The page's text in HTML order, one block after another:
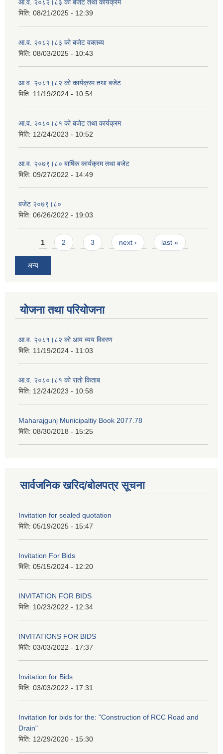
आ.व. २०८२।८३ को बजेट तथा कार्यक्रम
मिति: 08/21/2025 - 12:39
आ.व. २०८२।८३ को बजेट वक्तब्य
मिति: 08/03/2025 - 10:43
आ.व. २०८१।८२ को कार्यक्रम तथा बजेट
मिति: 11/19/2024 - 10:54
आ.व. २०८०।८१ को बजेट तथा कार्यक्रम
मिति: 12/24/2023 - 10:52
आ.व. २०७९।८० बार्षिक कार्यक्रम तथा बजेट
मिति: 09/27/2022 - 14:49
बजेट २०७९।८०
मिति: 06/26/2022 - 19:03
Pages
1 2 3 next › last »
अन्य
योजना तथा परियोजना
आ.व. २०८१।८२ को आय व्यय विवरण
मिति: 11/19/2024 - 11:03
आ.व. २०८०।८१ को रातो किताब
मिति: 12/24/2023 - 10:58
Maharajgunj Municipaltiy Book 2077.78
मिति: 08/30/2018 - 15:25
सार्वजनिक खरिद/बोलपत्र सूचना
Invitation for sealed quotation
मिति: 05/19/2025 - 15:47
Invitation For Bids
मिति: 05/15/2024 - 12:20
INVITATION FOR BIDS
मिति: 10/23/2022 - 12:34
INVITATIONS FOR BIDS
मिति: 03/03/2022 - 17:37
Invitation for Bids
मिति: 03/03/2022 - 17:31
Invitation for bids for the: "Construction of RCC Road and
Drain"
मिति: 12/29/2020 - 15:30